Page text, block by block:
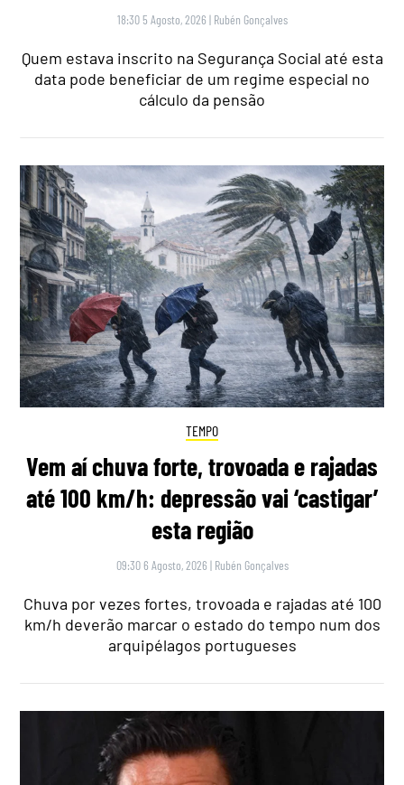
18:30 5 Agosto, 2026 | Rubén Gonçalves
Quem estava inscrito na Segurança Social até esta
data pode beneficiar de um regime especial no
cálculo da pensão
TEMPO
Vem aí chuva forte, trovoada e rajadas
até 100 km/h: depressão vai ‘castigar’
esta região
09:30 6 Agosto, 2026 | Rubén Gonçalves
Chuva por vezes fortes, trovoada e rajadas até 100
km/h deverão marcar o estado do tempo num dos
arquipélagos portugueses